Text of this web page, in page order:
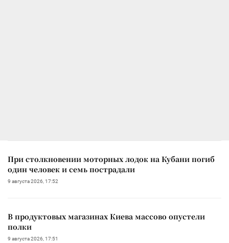
При столкновении моторных лодок на Кубани погиб
один человек и семь пострадали
9 августа 2026, 17:52
В продуктовых магазинах Киева массово опустели
полки
9 августа 2026, 17:51